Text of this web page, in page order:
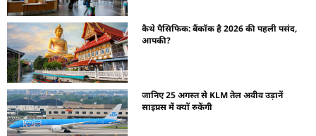
कैथे पैसिफिक: बैंकॉक है 2026 की पहली पसंद,
आपकी?
जानिए 25 अगस्त से KLM तेल अवीव उड़ानें
साइप्रस में क्यों रुकेंगी